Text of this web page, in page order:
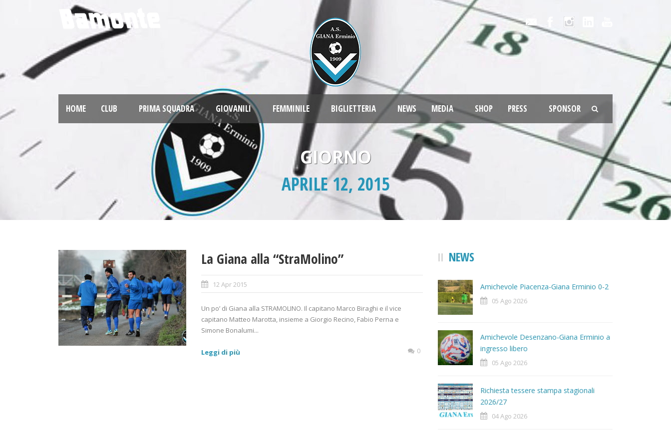
HOME CLUB PRIMA SQUADRA GIOVANILI FEMMINILE BIGLIETTERIA NEWS MEDIA SHOP PRESS SPONSOR
GIORNO
APRILE 12, 2015
La Giana alla “StraMolino”
12 Apr 2015
Un po’ di Giana alla STRAMOLINO. Il capitano Marco Biraghi e il vice
capitano Matteo Marotta, insieme a Giorgio Recino, Fabio Perna e
Simone Bonalumi...
Leggi di più 0
NEWS
Amichevole Piacenza-Giana Erminio 0-2
05 Ago 2026
Amichevole Desenzano-Giana Erminio a
ingresso libero
05 Ago 2026
Richiesta tessere stampa stagionali
2026/27
04 Ago 2026